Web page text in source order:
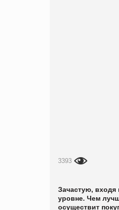
3393
Зачастую, входя
уровне. Чем
осуществит